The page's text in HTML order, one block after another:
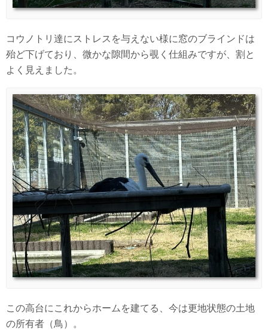
コウノトリ達にストレスを与えない様に窓のブラインドは
殆ど下げており、微かな隙間から覗く仕組みですが、割と
よく見えました。
この高台にこれからホームを建てる、今は更地状態の土地
の所有者（鳥）。